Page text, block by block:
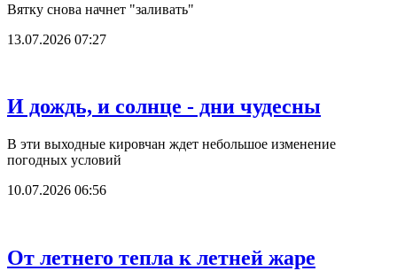
Вятку снова начнет "заливать"
13.07.2026 07:27
И дождь, и солнце - дни чудесны
В эти выходные кировчан ждет небольшое изменение
погодных условий
10.07.2026 06:56
От летнего тепла к летней жаре